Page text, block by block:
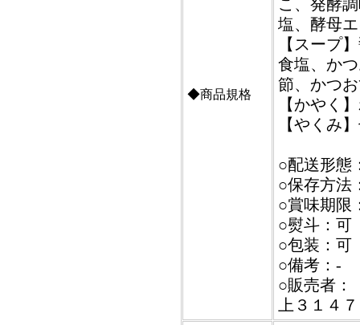
◆商品規格
こ、発酵
塩、酵母
【スープ
食塩、か
節、かつ
【かやく
【やくみ
○配送形態
○保存方法
○賞味期限
○熨斗：可
○包装：可
○備考：-
○販売者：
上３１４７